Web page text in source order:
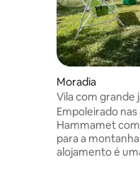
Moradia
Vila com grande
Fafani
Empoleirado
Hammamet
para a
alojamento é
idealmente